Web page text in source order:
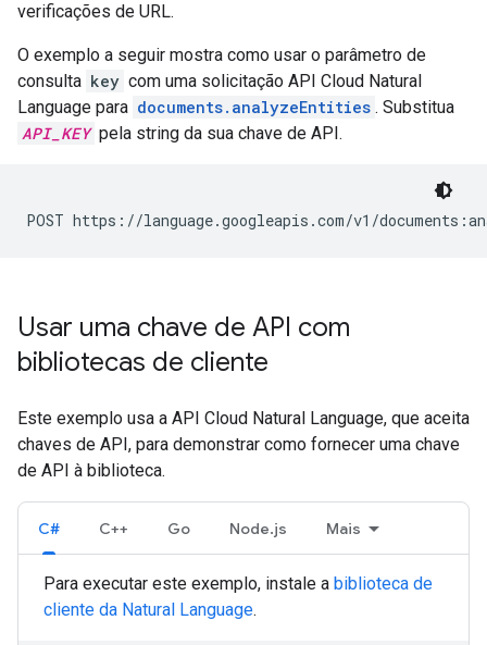
verificações de URL.
O exemplo a seguir mostra como usar o parâmetro de
consulta key com uma solicitação API Cloud Natural
Language para documents.analyzeEntities . Substitua
API_KEY pela string da sua chave de API.
POST https://language.googleapis.com/v1/
Usar uma chave de API com
bibliotecas de cliente
Este exemplo usa a API Cloud Natural Language, que aceita
chaves de API, para demonstrar como fornecer uma chave
de API à biblioteca.
C# C++ Go Node.js Mais
Para executar este exemplo, instale a biblioteca de
cliente da Natural Language.